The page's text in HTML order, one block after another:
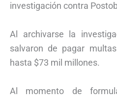
investigación contra
Al archivarse la
salvaron de pagar
hasta $73 mil millones.
Al momento de